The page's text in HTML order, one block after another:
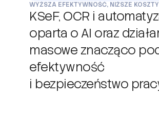
WYŻSZA EFEKTYWNOŚĆ, NIŻSZE KOSZTY
KSeF, OCR i
oparta o AI oraz
masowe znacząco
efektywność
i bezpieczeństwo